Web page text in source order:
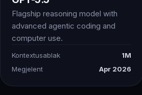
Flagship reasoning model with
advanced agentic coding and
computer use.
Kontextusablak
1M
Megjelent
Apr 2026